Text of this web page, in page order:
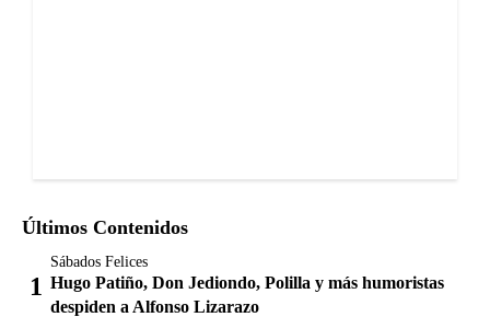
Últimos Contenidos
Sábados Felices
Hugo Patiño, Don Jediondo, Polilla y más humoristas
despiden a Alfonso Lizarazo